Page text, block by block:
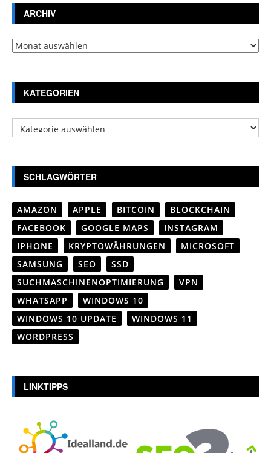
ARCHIV
Archiv
KATEGORIEN
Kategorien
SCHLAGWÖRTER
AMAZON APPLE BITCOIN
BLOCKCHAIN
FACEBOOK
GOOGLE MAPS
INSTAGRAM
IPHONE
KRYPTOWÄHRUNGEN
MICROSOFT
SAMSUNG
SEO
SSD
SUCHMASCHINENOPTIMIERUNG
VPN
WHATSAPP
WINDOWS 10
WINDOWS 10 UPDATE
WINDOWS 11
WORDPRESS
LINKTIPPS